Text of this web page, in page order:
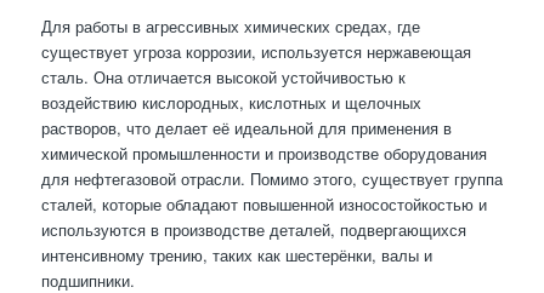
Для работы в агрессивных химических средах, где
существует угроза коррозии, используется нержавеющая
сталь. Она отличается высокой устойчивостью к
воздействию кислородных, кислотных и щелочных
растворов, что делает её идеальной для применения в
химической промышленности и производстве оборудования
для нефтегазовой отрасли. Помимо этого, существует группа
сталей, которые обладают повышенной износостойкостью и
используются в производстве деталей, подвергающихся
интенсивному трению, таких как шестерёнки, валы и
подшипники.